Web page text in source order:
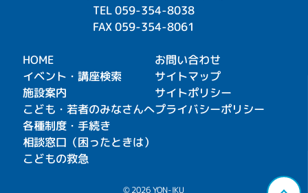
TEL059-354-8038
FAX 059-354-8061
HOME
イベント・講座検索
施設案内
こども・若者のみなさんへ
各種制度・手続き
相談窓口（困ったときは）
こどもの救急
お問い合わせ
サイトマップ
サイトポリシー
プライバシーポリシー
© 2026 YON-IKU